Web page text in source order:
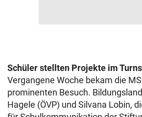
Schüler stellten Projekte im
Vergangene Woche bekam die
prominenten Besuch.
Hagele (ÖVP) und Silvana Lobin,